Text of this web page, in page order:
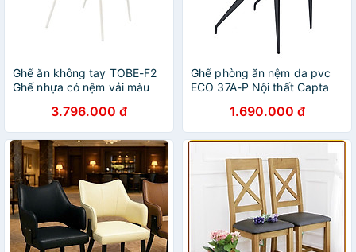
Ghế ăn không tay TOBE-F2
Ghế nhựa có nệm vải màu
màu trắng3.796.000 đ
Ghế phòng ăn nệm da pvc
ECO 37A-P Nội thất Capta
cao cấp tay sắt sơn màu
đen liền chân hiện đại tại tp
hcm
1.690.000 đ